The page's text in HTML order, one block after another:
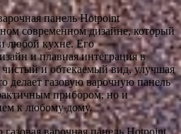
панель Hotpoint
современном дизайне, который
любой кухне. Его
и плавная интеграция в
и обтекаемый вид, улучшая
делает газовую варочную панель
прибором, но и
к любому дому.